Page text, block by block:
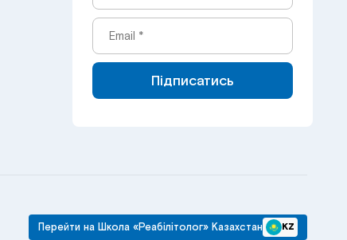
Підписатись
Перейти на Школа «Реабілітолог» Казахстан KZ